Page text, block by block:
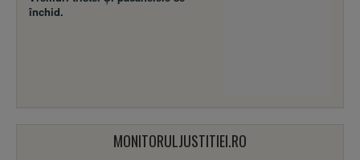
închid.
MONITORULJUSTITIEI.RO